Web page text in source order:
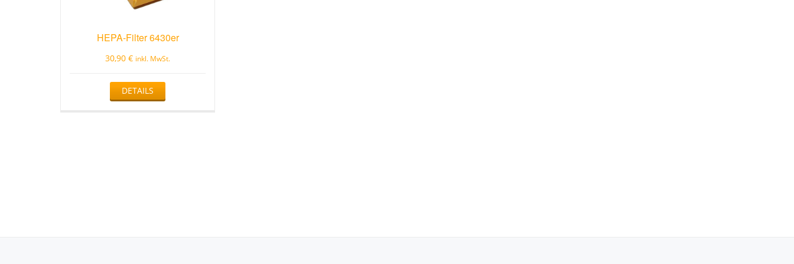
HEPA-Filter 6430er
30,90€ inkl. MwSt.
DETAILS